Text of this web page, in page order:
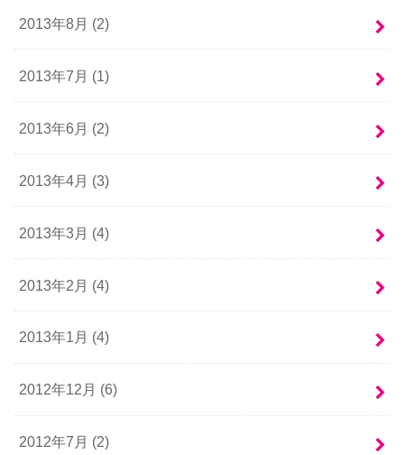
2013年8月 (2)
2013年7月 (1)
2013年6月 (2)
2013年4月 (3)
2013年3月 (4)
2013年2月 (4)
2013年1月 (4)
2012年12月 (6)
2012年7月 (2)